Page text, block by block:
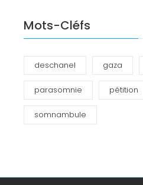
Mots-Cléfs
deschanel gaza
parasomnie pétition
somnambule